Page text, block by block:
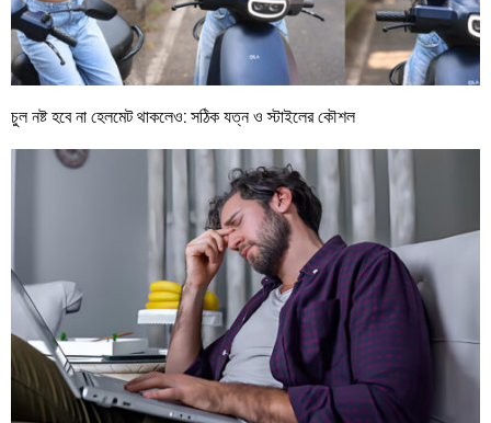
চুল নষ্ট হবে না হেলমেট থাকলেও: সঠিক যত্ন ও স্টাইলের কৌশল